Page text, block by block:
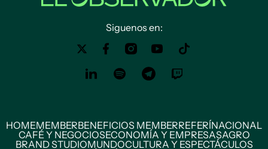
Siguenos en:
HOMEMEMBERBENEFICIOS MEMBERREFERÍNACIONAL
CAFÉ Y NEGOCIOSECONOMÍA Y EMPRESASAGRO
BRAND STUDIOMUNDOCULTURA Y ESPECTÁCULOS